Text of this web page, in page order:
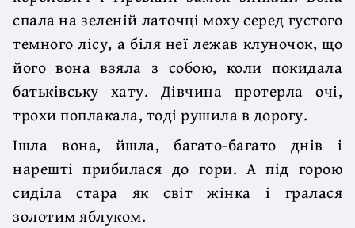
спала на зеленій латочці моху серед густого
темного лісу, а біля неї лежав клуночок, що
його вона взяла з собою, коли покидала
батьківську хату. Дівчина протерла очі,
трохи поплакала, тоді рушила в дорогу.
Ішла вона, йшла, багато-багато днів і
нарешті прибилася до гори. А під горою
сиділа стара як світ жінка і гралася
золотим яблуком.